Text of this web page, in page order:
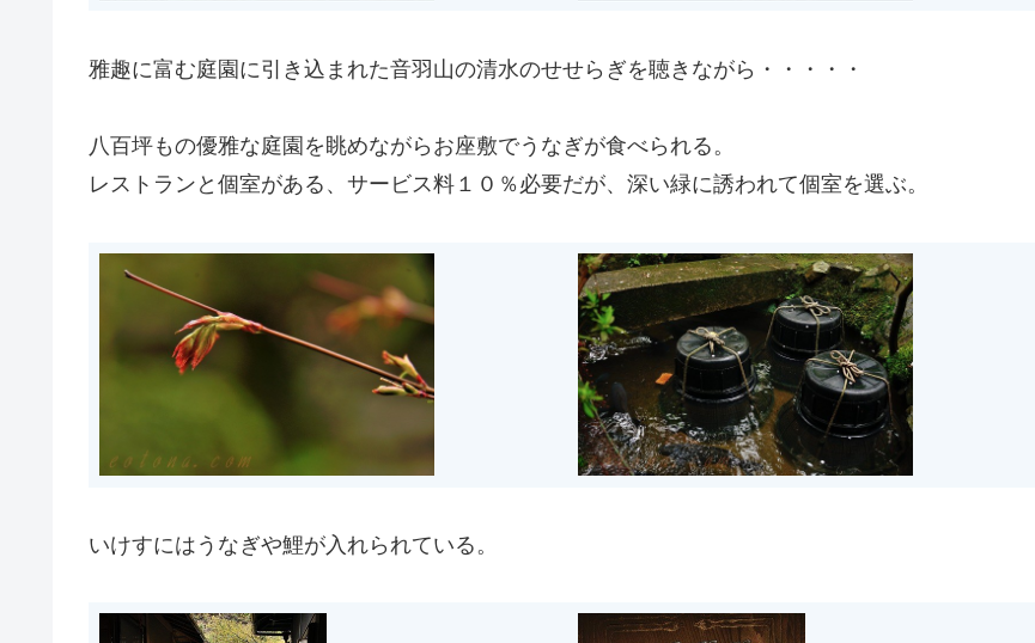
雅趣に富む庭園に引き込まれた音羽山の清水のせせらぎを聴きながら・・・・・
八百坪もの優雅な庭園を眺めながらお座敷でうなぎが食べられる。
レストランと個室がある、サービス料１０％必要だが、深い緑に誘われて個室を選ぶ。
いけすにはうなぎや鯉が入れられている。